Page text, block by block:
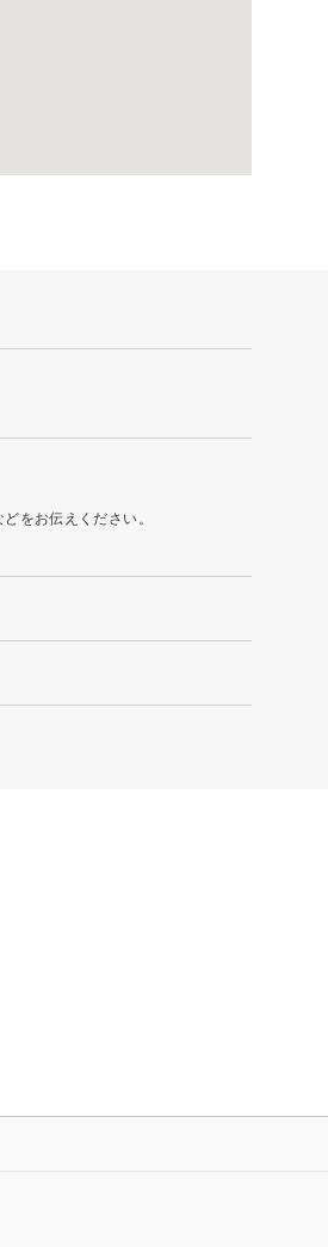
をお伝えください。